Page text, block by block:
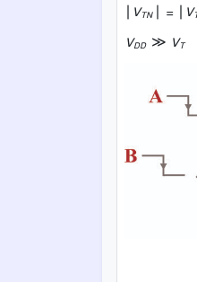
∣ VTN ∣ = ∣ V
VDD ≫ VT